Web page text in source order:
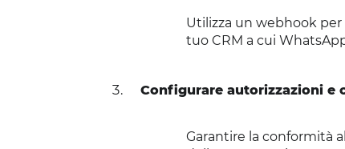
Utilizza un webhook
tuo CRM a cui
Configurare autorizzazioni e
Garantire la conformità